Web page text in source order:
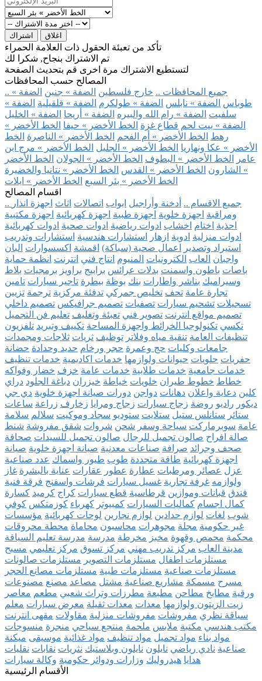
اشتراك اغلاق
تأكد من تعبئة الحقول ذات العلامة الحمراء
تم الاشتراك بنجاح, شكرا لك
لتستطيع الاشتراك مرة اخرى قم بتحديث الصفحة
المصالح حسب المحافظات
.. جميع المحافظات .. خارج فلسطين الضفة » جنين الضفة »
طوباس الضفة » نابلس الضفة » طولكرم الضفة » قلقيلية الضفة »
سلفيت الضفة » رام الله والبيره الضفة » أريحا الضفة » الخليل
الضفة » بيت لحم قطاع غزة الخط الأخضر » حيفا الخط الأخضر »
رهط الخط الأخضر » أم الفحم الخط الأخضر » الناصرة الخط
الأخضر » عكا ونهاريا الخط الأخضر » الجليل الخط الأخضر » مرج ابن
عامر
الخط الأخضر » البطوف الخط الأخضر » الجولان الخط الأخضر
» الشارون الخط الأخضر » القدس الخط الأخضر » نتانيا والخضيرة
الخط الأخضر » بئر السبع الخط الأخضر » ايلات
اقسام المصالح
.. جميع الاقسام .. أدخنة وأراجيل ابواب اتصالات اثاث اجهزة انذار
ومراقبة اجهزة خلوية اجهزة طبية اجهزة كهربائية اجهزة مكتبية
احذية اختام اخشاب ادوات رياضية ادوات صحية ادوات كهربائية
ادوات منزلية ادوية ازهار استشارات هندسية استشارات وتدريب
استيراد وتصدير
اعمال صحية (سباكة) اقمشة اكسسوارات البان
واجبان العاب الكترونيات المنيوم انتاج فني انترنت انظمة حماية
باصات باطون واسمنت بدلات عرائس برابيج براويز برمجيات بلاط
وسيراميك بناشر واطارات بنك بوظة بيطرة تاجير سيارات تامين
تجارة عامة تحف تخليص جمركي تدفئة مركزية ترجمة تزيين
تسجيلات تشحيم سيارات تصفيات تصميم جرافيكس تصميم داخلي
تصميم مواقع انترنت تصوير فني تعبئة وتغليف تعليم فن التجميل
تكسي تكنولوجيا الخرائط واجهزة المساحة تكييف وتبريد تلفزيون
تنظيفات العامة تنقية مياه وفلاتر توظيف ثريات ثلاجات ومجمدات
جامعات وكليات حج وعمرة حجر ورخام حديد وحدادة حضانة
حفريات حلويات حيوانات ولوازمها خدمات اكاديمية خدمات تنظيف
خدمات جامعية خدمات طلابية خدمات عامة خزف خضار وفواكه
خطاط خطوط طيران خلويات خياطة خيزران دباغة الجلود دراي
كلين دعاية واعلان دهانات دواجن دورات صيانة اجهزة خلوية دي جي
ديكور راديو روضة زجاج سيارات زجاج ومرايا زخارف زراعة ساعات
ستائر ستانلس ستيل ستلايت ستوديو سجاد وموكيت سلالم سلامة
عامة سوبرماركت سياحة وسفر شحن شروات شقق مفروشة شنط
صالة افراح صالون تجميل للرجال صالون تجميل للسيدات صحافة
صحف وجرائد صرافة صناعات معدنية صيانة اجهزة خلوية صيانة
اجهزة كهربائية طاقة متجددة طوب طيور واسماك عدد صناعية
عزل عصائر ومرطبات عطارة عطور عقارات عناية بالبشرة غاز
ولوازمه غرفة تجارية غسيل سيارات فرشات واسفنج فرقة فنية
فندق قبانات وموازين قرطاسية قطع سيارات كراج كرميد كسارة
كمال اجسام كماليات السيارات كمبيوتر كهرباء كوزمتكس كوفي
شوب لغات لوازم حدادين لوازم نجارين لوحات كهربائية مؤسسات
غير حكومية مجلة مجوهرات محاسبون محاماة محطة محروقات
محكمة محمص وقهوة مخبز مخرطة مدرسة مدرسة تعليم السياقة
مدينة العاب مركز تدريب مهني مركز تسوق مركز تعليمي مسبح
مستلزمات اطفال مستلزمات التصوير مستلزمات صالونات
مستلزمات صناعية مستلزمات طبية مستلزمات مصانع الحجر
مسرح مسمكة مشاريع صناعية مشتل مصاعد مصنع مصنوعات
ورقية مطابخ مطاحن مطبعة مطرزات وتراث شعبي مطعم معاصر
زيت الزيتون ولوازمها معدات معدات ثقيلة معرض سيارات معلم
سياقة نظري مفروشات مفروشات منزلية مقاولات مقهى انترنت
مكتب هندسي مكتبة ملابس ملحمة منتجع سياحي منجرة منسوجات
مواد بناء مواد تجميل مواد تنظيف مواد غذائية موسيقى ميكنة
صناعية نادي رياضي نايلون نايلون وبلاستيك نثريات نقابات نقليات
هدايا هيدروليك وزارات ودوائر حكومية وكالة سيارات
الأقسام الرئيسية